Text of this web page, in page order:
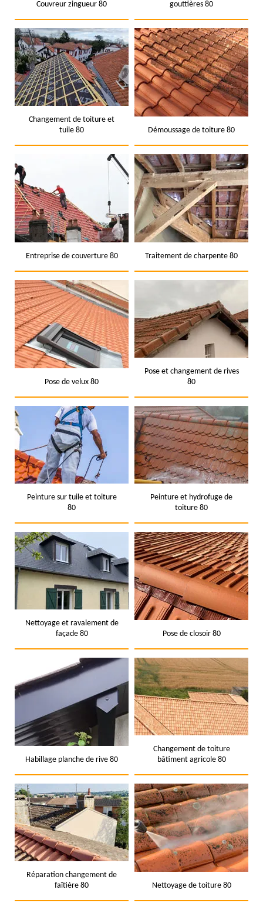
Couvreur zingueur 80
gouttières 80
Changement de toiture et
tuile 80
Démoussage de toiture 80
Entreprise de couverture 80 Traitement de charpente 80
Pose de velux 80
Pose et changement de rives
80
Peinture sur tuile et toiture
80
Peinture et hydrofuge de
toiture 80
Nettoyage et ravalement de
façade 80
Pose de closoir 80
Habillage planche de rive 80
Changement de toiture
bâtiment agricole 80
Réparation changement de
faîtière 80
Nettoyage de toiture 80